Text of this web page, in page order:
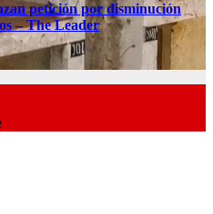
petición por disminución
– The Leader